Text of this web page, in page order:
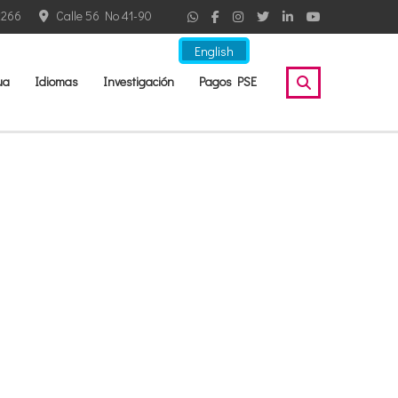
English
Calle 56 No 41-90
Idiomas Investigación Pagos PSE